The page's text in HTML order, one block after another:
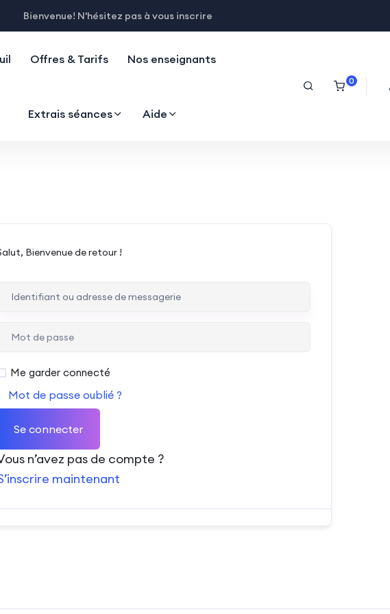
Bienvenue! N'hésitez pas à vous inscrire
Offres & Tarifs Nos enseignants
Extrais séances Aide
0
Bienvenue de retour !
Me garder connecté
Mot de passe oublié ?
Se connecter
n’avez pas de compte ?
maintenant